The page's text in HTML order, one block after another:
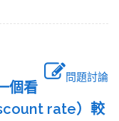
問題討論
個看
rate）較